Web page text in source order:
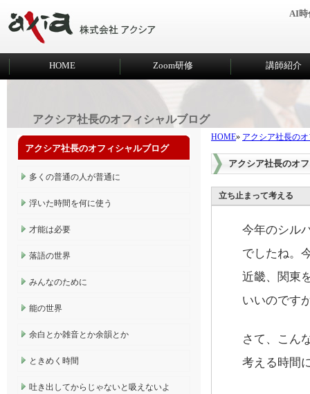
AI時
HOME Zoom研修 講師紹介
アクシア社長のオフィシャルブログ
HOME» アクシア社長の
アクシア社長のオ
立ち止まって考える
今年のシル
でしたね。
近畿、関東
いいのです
さて、こん
考える時間
アクシア社長のオフィシャルブログ
多くの普通の人が普通に
浮いた時間を何に使う
才能は必要
落語の世界
みんなのために
能の世界
余白とか雑音とか余韻とか
ときめく時間
吐き出してからじゃないと吸えないよ